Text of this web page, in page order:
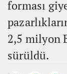
forması
2,5 milyon
sürüldü.